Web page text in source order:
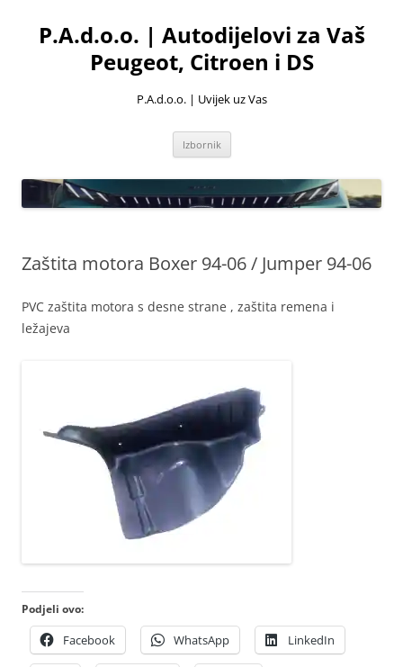
sadržaja
P.A.d.o.o. | Autodijelovi za Vaš
Peugeot, Citroen i DS
P.A.d.o.o. | Uvijek uz Vas
Izbornik
Zaštita motora Boxer 94-06 / Jumper 94-06
PVC zaštita motora s desne strane , zaštita remena i
ležajeva
Podjeli ovo:
Facebook WhatsApp LinkedIn